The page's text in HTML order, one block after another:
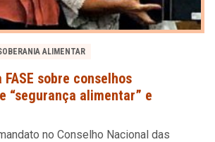
ALIMENTAR
sobre conselhos
“segurança alimentar” e
no Conselho Nacional das